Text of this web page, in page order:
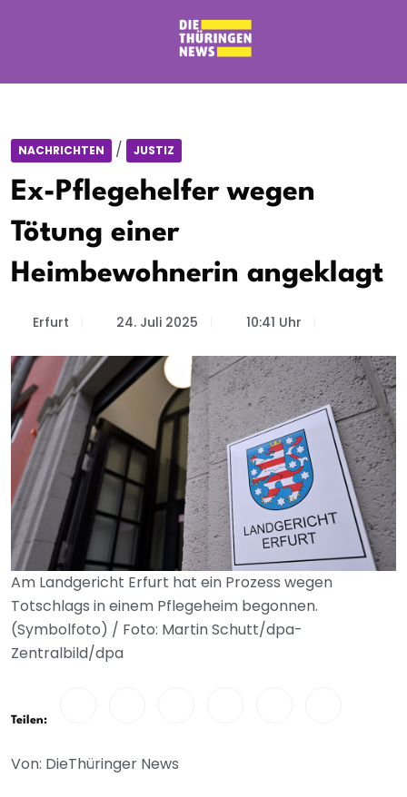
NACHRICHTEN / JUSTIZ
Ex-Pflegehelfer wegen
Tötung einer
Heimbewohnerin angeklagt
Erfurt 24. Juli 2025 10:41 Uhr
Am Landgericht Erfurt hat ein Prozess wegen
Totschlags in einem Pflegeheim begonnen.
(Symbolfoto) / Foto: Martin Schutt/dpa-
Zentralbild/dpa
Teilen:
Von: DieThüringer News